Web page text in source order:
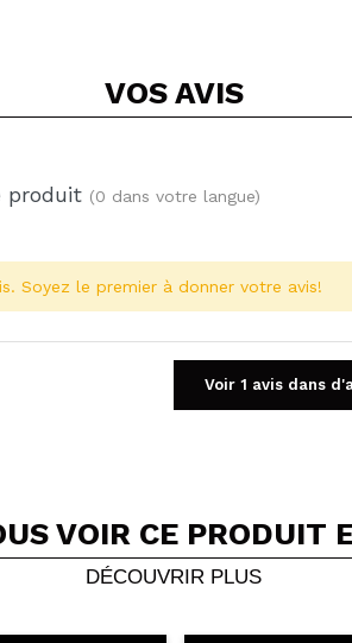
VOS AVIS
produit (0 dans votre langue)
une vidéo ou une photo
pourrait être la première. Imaginez...
Soyez le premier à donner votre avis!
Voir 1 avis dans
VOIR CE PRODUIT
DÉCOUVRIR PLUS